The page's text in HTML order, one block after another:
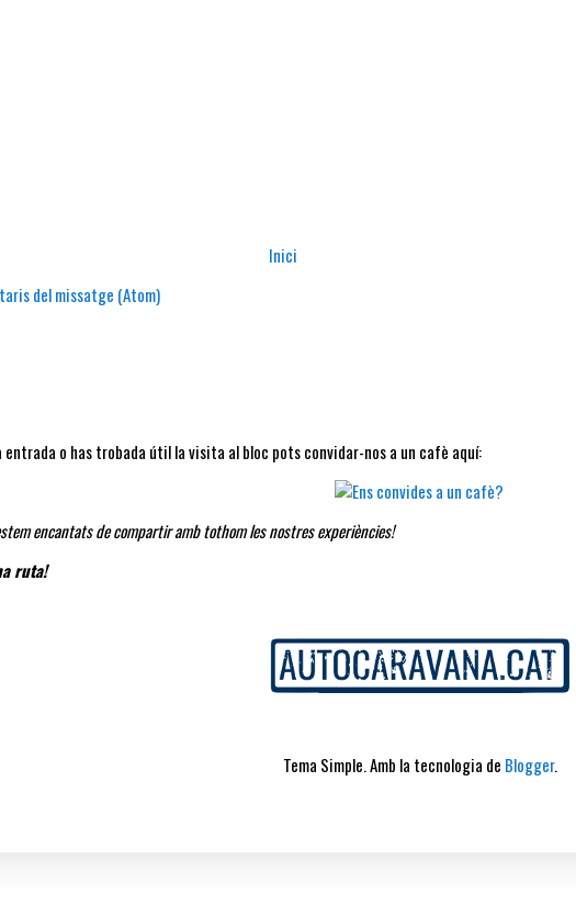
Inici
del missatge (Atom)
o has trobada útil la visita al bloc pots convidar-nos a un cafè aquí:
encantats de compartir amb tothom les nostres experiències!
ruta!
Tema Simple. Amb la tecnologia de Blogger.